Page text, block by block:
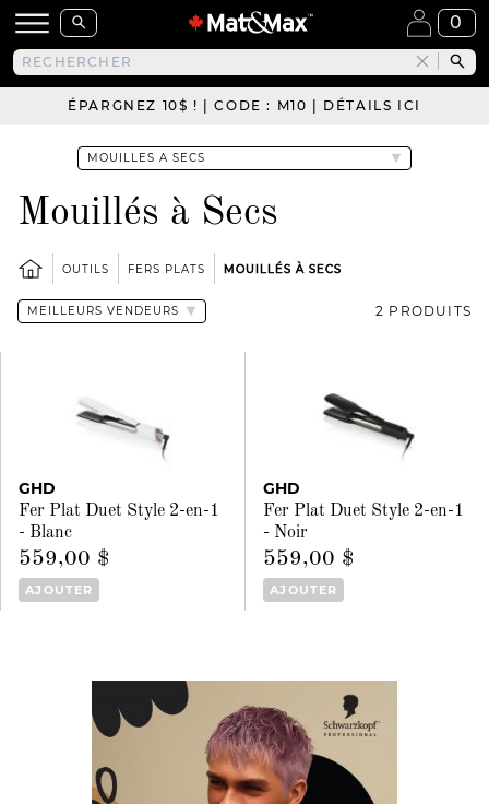
0
ÉPARGNEZ 10$ ! | CODE : M10 | DÉTAILS ICI
Mouillés à Secs
OUTILS FERS PLATS MOUILLÉS À SECS
2 PRODUITS
GHD
Fer Plat Duet Style 2-en-1
- Blanc
559,00 $
AJOUTER
GHD
Fer Plat Duet Style 2-en-1
- Noir
559,00 $
AJOUTER